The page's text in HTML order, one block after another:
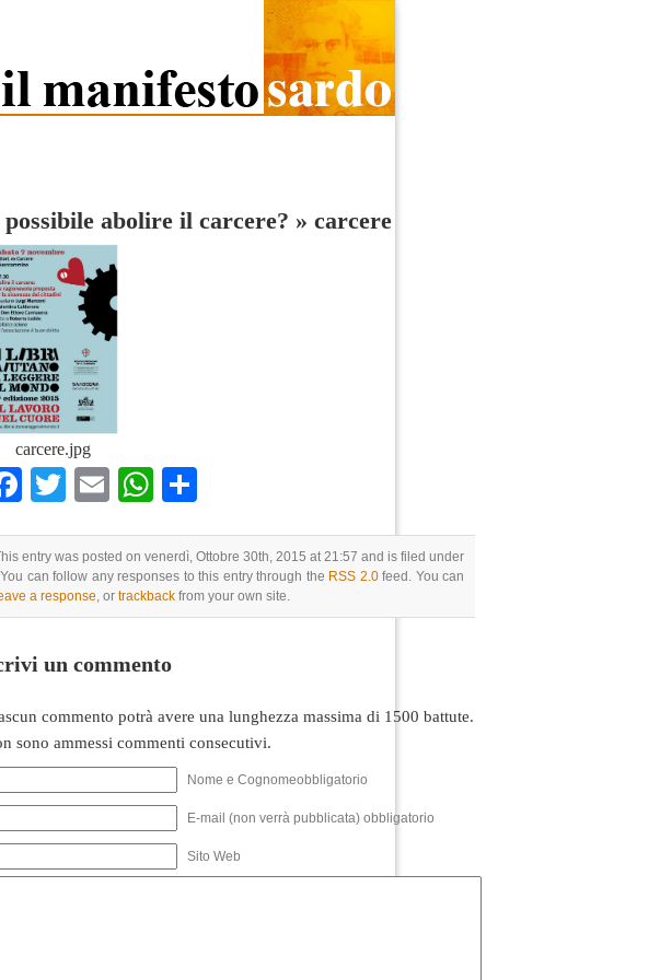
abolire il carcere? » carcere
carcere.jpg
Facebook
Twitter
EmailWhatsApp
entry was posted on venerdì, Ottobre 30th, 2015 at 21:57 and is filed under
. You can follow any responses to this entry through the RSS 2.0feed. You can
a response , or trackback from your own site.
un commento
commento potrà avere una lunghezza massima di 1500 battute.
sono ammessi commenti consecutivi.
Nome e Cognomeobbligatorio
E-mail (non verrà pubblicata) obbligatorio
Sito Web